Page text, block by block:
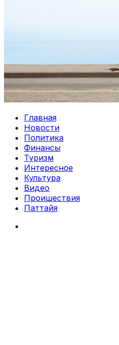
Главная
Новости
Политика
Финансы
Туризм
Интересное
Культура
Видео
Проишествия
Паттайя